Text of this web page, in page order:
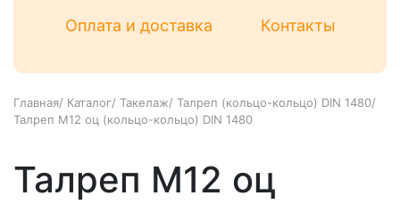
Оплата и доставка
Контакты
Главная/ Каталог/ Такелаж/ Талреп (кольцо-кольцо) DIN 1480/
Талреп М12 оц (кольцо-кольцо) DIN 1480
Талреп М12 оц